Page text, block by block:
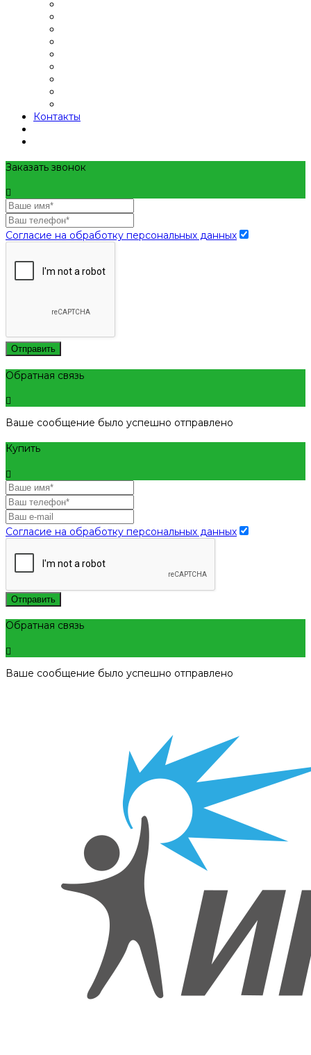
Контакты
Заказать звонок
Согласие на обработку персональных данных
Отправить
Обратная связь
Ваше сообщение было успешно отправлено
Купить
Согласие на обработку персональных данных
Отправить
Обратная связь
Ваше сообщение было успешно отправлено